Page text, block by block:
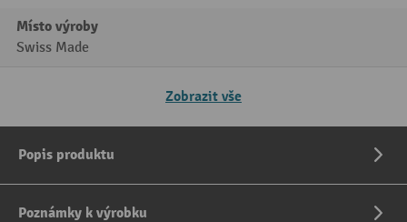
Místo výroby
Swiss Made
Zobrazit vše
Popis produktu
Poznámky k výrobku